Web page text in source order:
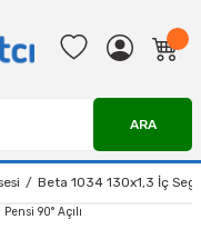
ARA
Beta 1034 130x1,3 İç